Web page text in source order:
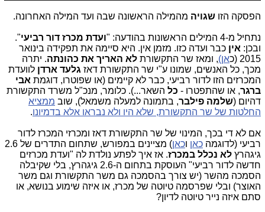
הפסקה הזו שגויה מהמילה הראשונה שבה ועד המילה האחרונה.
נתחיל מ-4 המילים הראשונות בהודעה: " ועדת מכרז דור רביעי".
ובכן: אין כבר ועדה כזו. מזמן אין. היא סיימה את תפקידה בינואר
2015 (כ
אן), ומאז שר התקשורת לא האריך את כהונתה. יתרה
מכך, כל האנשים, שמונו ע"י שר התקשורת דאז גלעד ארדן לוועדת
המכרזים הזו לדור רביעי, כבר לא קיימים (או שפוטרו, דוגמת אבי
ברגר, או שהתפטרו - כל השאר...). כלומר, מנכ"ל משרד התקשורת
דהיום (שלמה פילבר, בתמונה למעלה משמאל), שוב ממציא
החלטות של שר התקשורת, שלא היו ולא נבראו אלא בדמיונו.
אם לא די בכך, המינוי של שר התקשורת דאז ומכרזי המכרז לדור
רביעי (לדוגמה כאן וכאן
) מציינים במפורש, שתחום התדרים של 2.6
גיגהרץ לא נכלל במכרז. אז איך לפתע נולדת לה "ועדת מכרזים
חדשה לדור רביעי" העוסקת בתחום ה-2.6 גיגהרץ, בלי שקיבלה
הסמכה מהשר (יש צורך בהסמכה גם משר התקשורת וגם משר
האוצר) ובלי שפרסמה טיוטה של מכרז, או איזה שימוע בנושא, או
סתם איזה נייר טיוטה לדיון?